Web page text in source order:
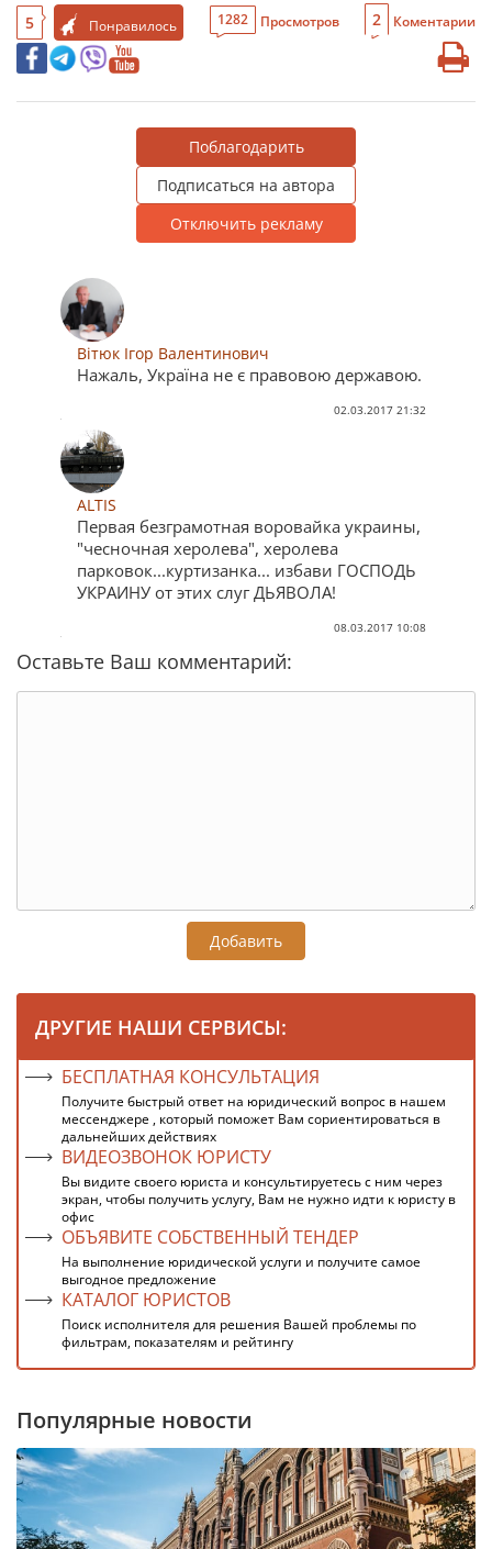
5 Понравилось 1282 Просмотров 2 Коментарии
Поблагодарить
Подписаться на автора
Отключить рекламу
Вітюк Ігор Валентинович
Нажаль, Україна не є правовою державою.
02.03.2017 21:32
ALTIS
Первая безграмотная воровайка украины,
"чесночная херолева", херолева
парковок...куртизанка... избави ГОСПОДЬ
УКРАИНУ от этих слуг ДЬЯВОЛА!
08.03.2017 10:08
Оставьте Ваш комментарий:
Добавить
ДРУГИЕ НАШИ СЕРВИСЫ:
БЕСПЛАТНАЯ КОНСУЛЬТАЦИЯ
Получите быстрый ответ на юридический вопрос в нашем
мессенджере , который поможет Вам сориентироваться в
дальнейших действиях
ВИДЕОЗВОНОК ЮРИСТУ
Вы видите своего юриста и консультируетесь с ним через
экран, чтобы получить услугу, Вам не нужно идти к юристу в
офис
ОБЪЯВИТЕ СОБСТВЕННЫЙ ТЕНДЕР
На выполнение юридической услуги и получите самое
выгодное предложение
КАТАЛОГ ЮРИСТОВ
Поиск исполнителя для решения Вашей проблемы по
фильтрам, показателям и рейтингу
Популярные новости